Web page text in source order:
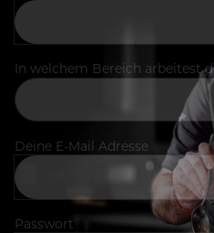
In welchem Bereich arbeitest
Deine E-Mail Adresse
Passwort